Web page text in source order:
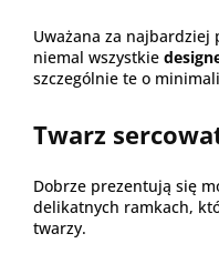
Uważana za
niemal wszystkie
szczególnie te o
Twarz
Dobrze prezentują się
delikatnych ramkach,
twarzy.